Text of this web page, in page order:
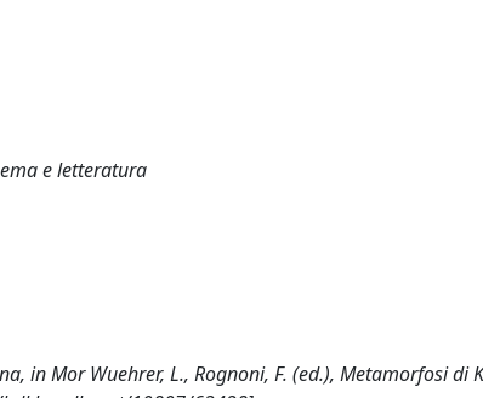
e letteratura
in Mor Wuehrer, L., Rognoni, F. (ed.), Metamorfosi